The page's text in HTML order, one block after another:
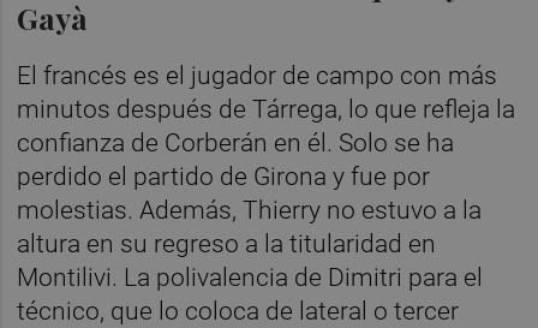
Gayà
El francés es el jugador de campo con más
minutos después de Tárrega, lo que refleja la
confianza de Corberán en él. Solo se ha
perdido el partido de Girona y fue por
molestias. Además, Thierry no estuvo a la
altura en su regreso a la titularidad en
Montilivi. La polivalencia de Dimitri para el
técnico, que lo coloca de lateral o tercer